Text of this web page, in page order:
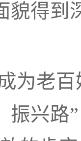
貌得到
为老
振兴路